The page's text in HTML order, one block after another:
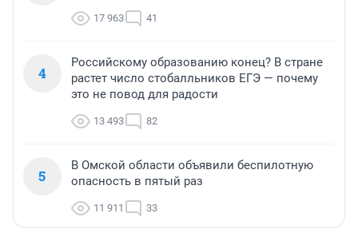
17 963 41
4
Российскому образованию конец? В стране
растет число стобалльников ЕГЭ — почему
это не повод для радости
13 493 82
5
В Омской области объявили беспилотную
опасность в пятый раз
11 911 33